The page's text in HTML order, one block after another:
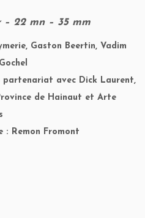
22 mn – 35 mm
Gaston Beertin, Vadim
partenariat avec Dick Laurent,
de Hainaut et Arte
: Remon Fromont